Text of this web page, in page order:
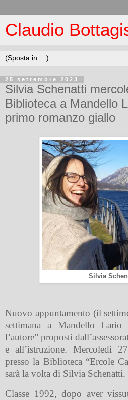
Claudio
25 settembre 2023
Silvia Schenatti
Biblioteca a Mandello
primo romanzo giallo
Silvia
Nuovo appuntamento (il
settimana a Mandello
l’autore” proposti
e all’istruzione. Mercoledì
presso la Biblioteca “Ercole
sarà la volta di Silvia Schenatti.
Classe 1992, dopo aver